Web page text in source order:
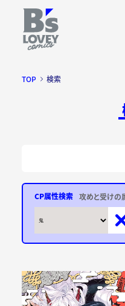
TOP 検索
攻めと受けの
CP属性検索